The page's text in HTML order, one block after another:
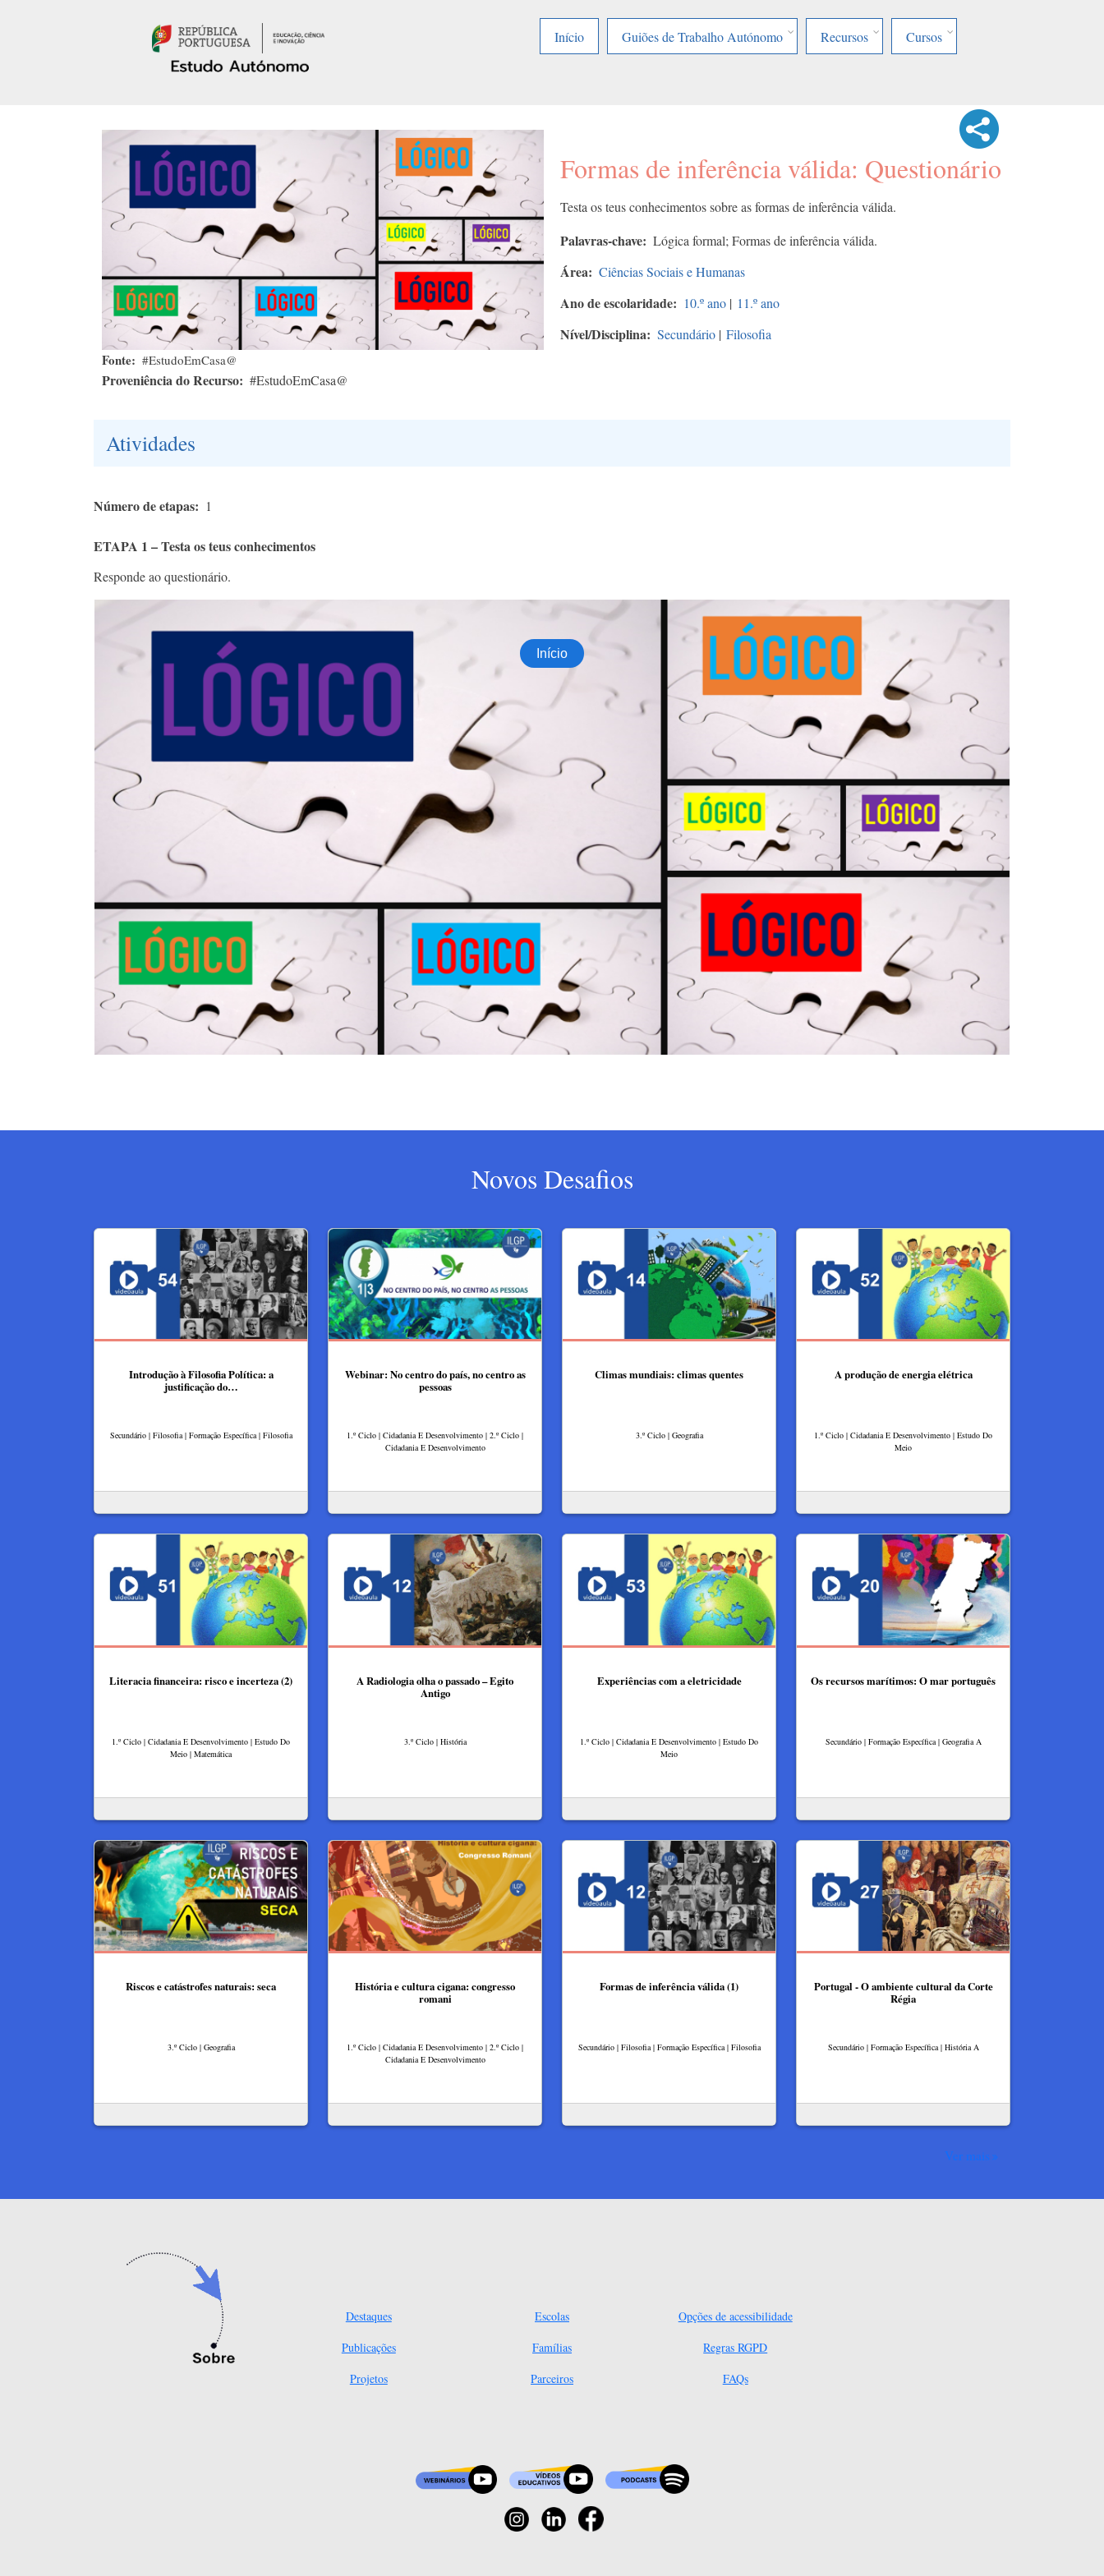
Início
Guiões de Trabalho Autónomo Recursos Cursos
Fonte #EstudoEmCasa@
Proveniência do Recurso #EstudoEmCasa@
Formas de inferência válida: Questionário
Testa os teus conhecimentos sobre as formas de inferência válida.
Palavras-chave Lógica formal; Formas de inferência válida.
Área Ciências Sociais e Humanas
Ano de escolaridade 10.º ano | 11.º ano
Nível/Disciplina Secundário | Filosofia
Atividades
Número de etapas 1
ETAPA 1 – Testa os teus conhecimentos
Responde ao questionário.
Novos Desafios
Introdução à Filosofia Política: a
justificação do…
Secundário | Filosofia | Formação Específica | Filosofia
Webinar: No centro do país, no centro as
pessoas
1.º Ciclo | Cidadania E Desenvolvimento | 2.º Ciclo |
Cidadania E Desenvolvimento
Climas mundiais: climas quentes
3.º Ciclo | Geografia
A produção de energia elétrica
1.º Ciclo | Cidadania E Desenvolvimento | Estudo Do
Meio
Literacia financeira: risco e incerteza (2)
1.º Ciclo | Cidadania E Desenvolvimento | Estudo Do
Meio | Matemática
A Radiologia olha o passado – Egito
Antigo
3.º Ciclo | História
Experiências com a eletricidade
1.º Ciclo | Cidadania E Desenvolvimento | Estudo Do
Meio
Os recursos marítimos: O mar português
Secundário | Formação Específica | Geografia A
Riscos e catástrofes naturais: seca
3.º Ciclo | Geografia
História e cultura cigana: congresso
romani
1.º Ciclo | Cidadania E Desenvolvimento | 2.º Ciclo |
Cidadania E Desenvolvimento
Formas de inferência válida (1)
Secundário | Filosofia | Formação Específica | Filosofia
Portugal - O ambiente cultural da Corte
Régia
Secundário | Formação Específica | História A
Ver mais
Destaques
Publicações
Projetos
Escolas
Famílias
Parceiros
Opções de acessibilidade
Regras RGPD
FAQs